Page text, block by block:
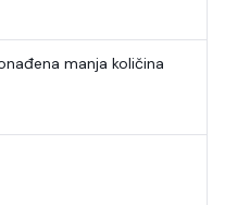
manja količina